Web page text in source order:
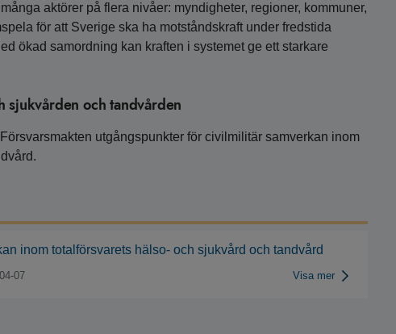
aktörer på flera nivåer: myndigheter, regioner, kommuner,
för att Sverige ska ha motståndskraft under fredstida
ökad samordning kan kraften i systemet ge ett starkare
sjukvården och tandvården
utgångspunkter för civilmilitär samverkan inom
inom totalförsvarets hälso- och sjukvård och tandvård
07 Visa mer